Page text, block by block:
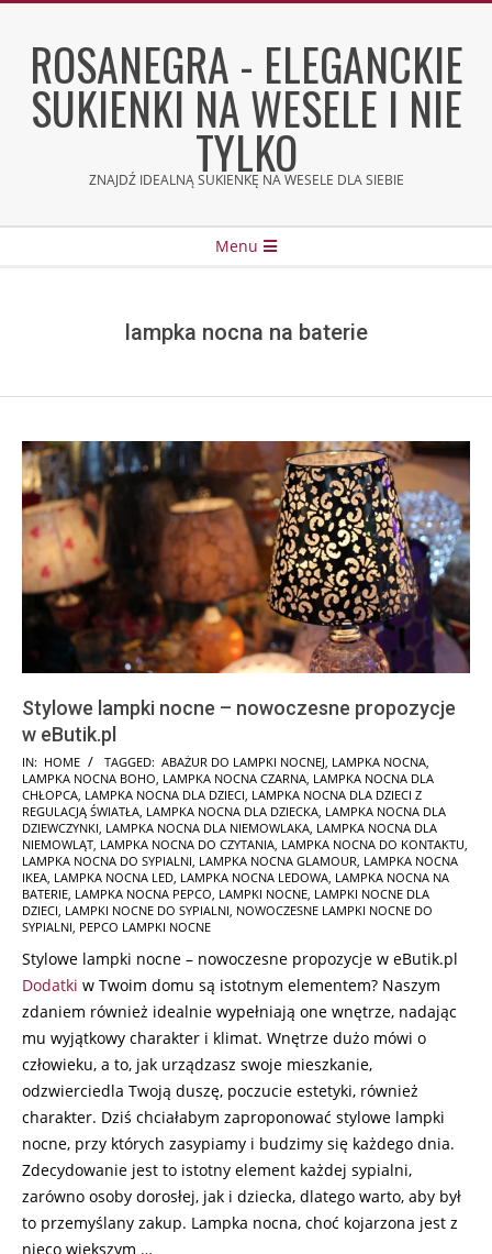
contentROSANEGRA - ELEGANCKIE
SUKIENKI NA WESELE I NIE
TYLKO
ZNAJDŹ IDEALNĄ SUKIENKĘ NA WESELE DLA SIEBIE
Menu
lampka nocna na baterie
Stylowe lampki nocne – nowoczesne propozycje
w eButik.pl
2025-
01-
19
IN: HOME TAGGED: ABAŻUR DO LAMPKI NOCNEJ LAMPKA NOCNA
LAMPKA NOCNA BOHO LAMPKA NOCNA CZARNA LAMPKA NOCNA DLA
CHŁOPCA LAMPKA NOCNA DLA DZIECI LAMPKA NOCNA DLA DZIECI Z
REGULACJĄ ŚWIATŁA LAMPKA NOCNA DLA DZIECKA LAMPKA NOCNA DLA
DZIEWCZYNKI LAMPKA NOCNA DLA NIEMOWLAKA LAMPKA NOCNA DLA
NIEMOWLĄT LAMPKA NOCNA DO CZYTANIA LAMPKA NOCNA DO KONTAKTU
LAMPKA NOCNA DO SYPIALNI LAMPKA NOCNA GLAMOUR LAMPKA NOCNA
IKEA LAMPKA NOCNA LED LAMPKA NOCNA LEDOWA LAMPKA NOCNA NA
BATERIE LAMPKA NOCNA PEPCO LAMPKI NOCNE LAMPKI NOCNE DLA
DZIECI LAMPKI NOCNE DO SYPIALNI NOWOCZESNE LAMPKI NOCNE DO
SYPIALNI PEPCO LAMPKI NOCNE
Stylowe lampki nocne – nowoczesne propozycje w eButik.pl
Dodatki w Twoim domu są istotnym elementem? Naszym
zdaniem również idealnie wypełniają one wnętrze, nadając
mu wyjątkowy charakter i klimat. Wnętrze dużo mówi o
człowieku, a to, jak urządzasz swoje mieszkanie,
odzwierciedla Twoją duszę, poczucie estetyki, również
charakter. Dziś chciałabym zaproponować stylowe lampki
nocne, przy których zasypiamy i budzimy się każdego dnia.
Zdecydowanie jest to istotny element każdej sypialni,
zarówno osoby dorosłej, jak i dziecka, dlatego warto, aby był
to przemyślany zakup. Lampka nocna, choć kojarzona jest z
nieco większym …